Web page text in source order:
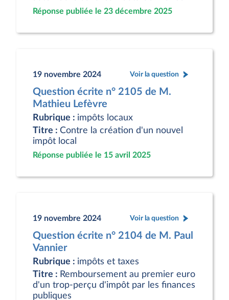
Réponse publiée le 23 décembre 2025
19 novembre 2024 Voir la question
Question écrite n° 2105 de M.
Mathieu Lefèvre
Rubrique : impôts locaux
Titre : Contre la création d'un nouvel
impôt local
Réponse publiée le 15 avril 2025
19 novembre 2024 Voir la question
Question écrite n° 2104 de M. Paul
Vannier
Rubrique : impôts et taxes
Titre : Remboursement au premier euro
d'un trop-perçu d'impôt par les finances
publiques